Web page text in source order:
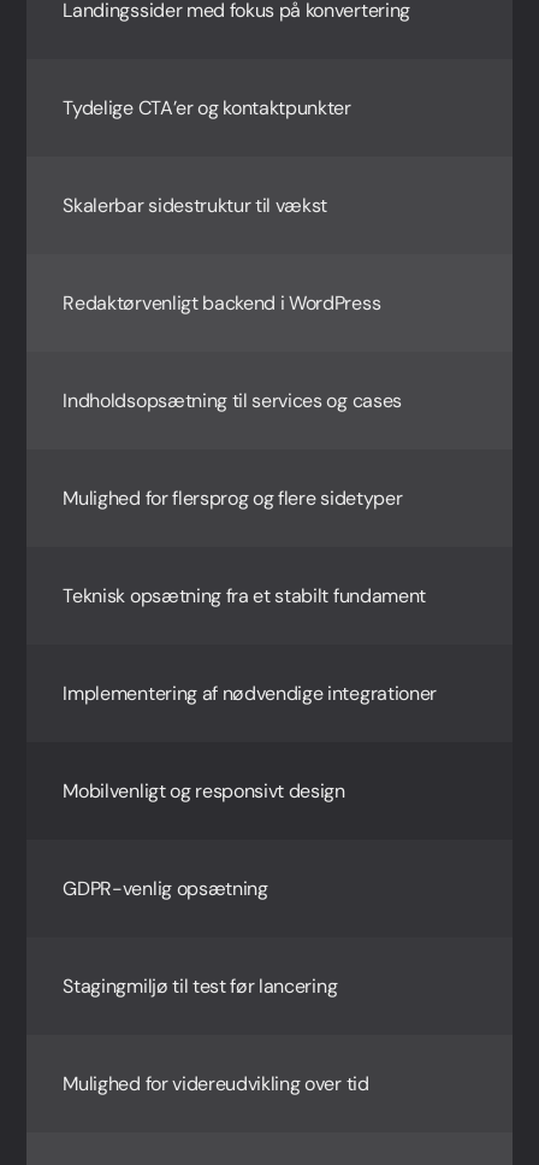
Landingssider med fokus på konvertering
Tydelige CTA’er og kontaktpunkter
Skalerbar sidestruktur til vækst
Redaktørvenligt backend i WordPress
Indholdsopsætning til services og cases
Mulighed for flersprog og flere sidetyper
Teknisk opsætning fra et stabilt fundament
Implementering af nødvendige integrationer
Mobilvenligt og responsivt design
GDPR-venlig opsætning
Stagingmiljø til test før lancering
Mulighed for videreudvikling over tid